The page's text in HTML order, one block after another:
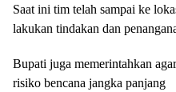
Saat ini tim telah sampai ke
lakukan tindakan dan
Bupati juga memerintahkan
risiko bencana jangka panjang